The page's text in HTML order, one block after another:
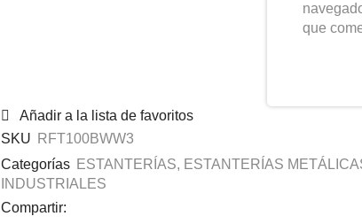
que
Añadir a la lista de favoritos
SKU
RFT100BWW3
Categorías ESTANTERÍAS, ESTANTERÍAS
INDUSTRIALES
Compartir: